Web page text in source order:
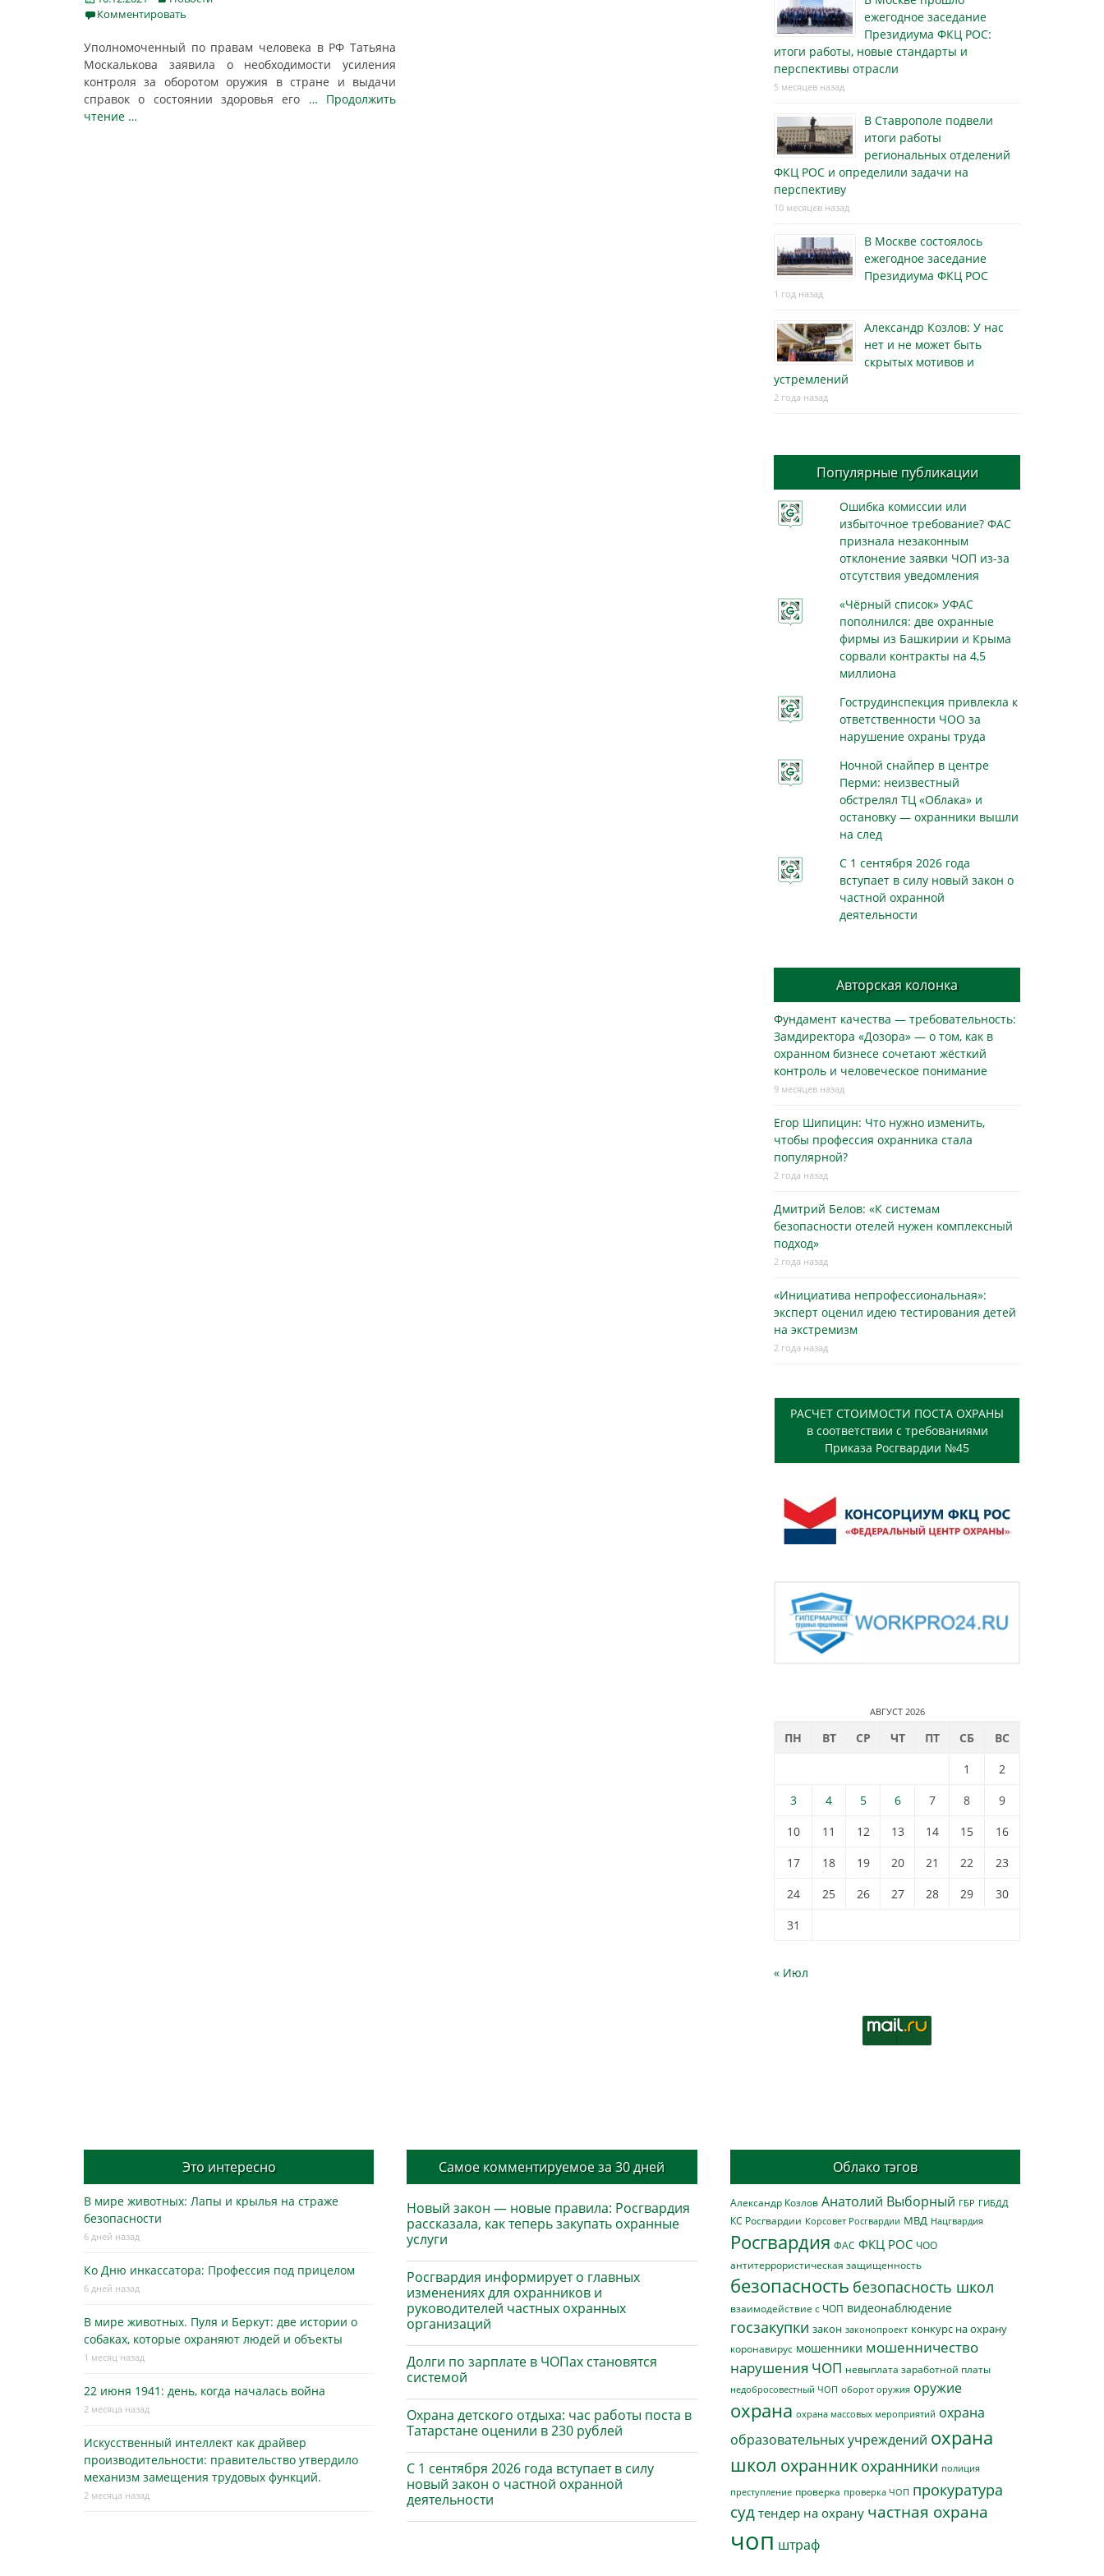
onКомментировать
Уполномоченный по правам человека в РФ Татьяна
Москалькова заявила о необходимости усиления
контроля за оборотом оружия в стране и выдачи
справок о состоянии здоровья его … Продолжить
чтение …
ежегодное заседание
Президиума ФКЦ РОС:
итоги работы, новые стандарты и
перспективы отрасли
5 месяцев назад
В Ставрополе подвели
итоги работы
региональных отделений
ФКЦ РОС и определили задачи на
перспективу
10 месяцев назад
В Москве состоялось
ежегодное заседание
Президиума ФКЦ РОС
1 год назад
Александр Козлов: У нас
нет и не может быть
скрытых мотивов и
устремлений
2 года назад
Популярные публикации
Ошибка комиссии или
избыточное требование? ФАС
признала незаконным
отклонение заявки ЧОП из-за
отсутствия уведомления
«Чёрный список» УФАС
пополнился: две охранные
фирмы из Башкирии и Крыма
сорвали контракты на 4,5
миллиона
Гострудинспекция привлекла к
ответственности ЧОО за
нарушение охраны труда
Ночной снайпер в центре
Перми: неизвестный
обстрелял ТЦ «Облака» и
остановку — охранники вышли
на след
С 1 сентября 2026 года
вступает в силу новый закон о
частной охранной
деятельности
Авторская колонка
Фундамент качества — требовательность:
Замдиректора «Дозора» — о том, как в
охранном бизнесe сочетают жёсткий
контроль и человеческое понимание
9 месяцев назад
Егор Шипицин: Что нужно изменить,
чтобы профессия охранника стала
популярной?
2 года назад
Дмитрий Белов: «К системам
безопасности отелей нужен комплексный
подход»
2 года назад
«Инициатива непрофессиональная»:
эксперт оценил идею тестирования детей
на экстремизм
2 года назад
РАСЧЕТ СТОИМОСТИ ПОСТА ОХРАНЫ
в соответствии с требованиями
Приказа Росгвардии №45
АВГУСТ 2026
ПН ВТ СР ЧТ ПТ СБ
ВС
1
2
3
4 5 6 7 8
9
10
11 12 13 14 15
16
17
18 19 20 21 22
23
24
25 26 27 28 29
30
31
« Июл
Это интересно
В мире животных: Лапы и крылья на страже
безопасности
6 дней назад
Ко Дню инкассатора: Профессия под прицелом
6 дней назад
В мире животных. Пуля и Беркут: две истории о
собаках, которые охраняют людей и объекты
1 месяц назад
22 июня 1941: день, когда началась война
2 месяца назад
Искусственный интеллект как драйвер
производительности: правительство утвердило
механизм замещения трудовых функций.
2 месяца назад
Самое комментируемое за 30 дней
Новый закон — новые правила: Росгвардия
рассказала, как теперь закупать охранные
услуги
Росгвардия информирует о главных
изменениях для охранников и
руководителей частных охранных
организаций
Долги по зарплате в ЧОПах становятся
системой
Охрана детского отдыха: час работы поста в
Татарстане оценили в 230 рублей
С 1 сентября 2026 года вступает в силу
новый закон о частной охранной
деятельности
Облако тэгов
Александр Козлов Анатолий Выборный ГБР ГИБДД
КС Росгвардии Корсовет Росгвардии МВД Нацгвардия
Росгвардия ФАС ФКЦ РОС ЧОО
антитеррористическая защищенность
безопасность безопасность школ
взаимодействие с ЧОП видеонаблюдение
госзакупки закон законопроект конкурс на охрану
коронавирус мошенники мошенничество
нарушения ЧОП невыплата заработной платы
недобросовестный ЧОП оборот оружия оружие
охрана охрана массовых мероприятий охрана
образовательных учреждений охрана
школ охранник охранники полиция
преступление проверка проверка ЧОП прокуратура
суд тендер на охрану частная охрана
чоп штраф